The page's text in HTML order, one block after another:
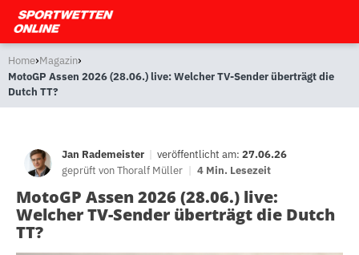
Home›Magazin›
MotoGP Assen 2026 (28.06.) live: Welcher TV-Sender überträgt die
Dutch TT?
Jan Rademeister | veröffentlicht am: 27.06.26
geprüft vonThoralf Müller | 4 Min. Lesezeit
MotoGP Assen 2026 (28.06.) live:
Welcher TV-Sender überträgt die Dutch
TT?